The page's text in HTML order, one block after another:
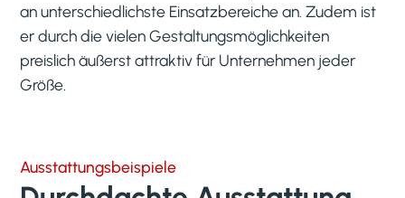
an unterschiedlichste Einsatzbereiche an. Zudem ist
er durch die vielen Gestaltungsmöglichkeiten
preislich äußerst attraktiv für Unternehmen jeder
Größe.
Ausstattungsbeispiele